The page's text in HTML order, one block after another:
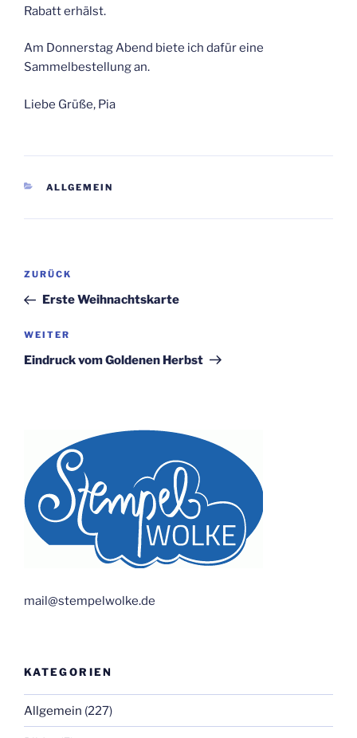
Rabatt erhälst.
Am Donnerstag Abend biete ich dafür eine
Sammelbestellung an.
Liebe Grüße, Pia
KATEGORIEN
ALLGEMEIN
Beitragsnavigation
Vorheriger
Beitrag
ZURÜCK
Erste Weihnachtskarte
Nächster
Beitrag
WEITER
Eindruck vom Goldenen Herbst
mail@stempelwolke.de
KATEGORIEN
Allgemein (227)